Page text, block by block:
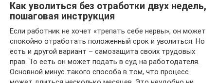
Как уволиться без отработки двух недель,
пошаговая инструкция
Если работник не хочет «трепать себе нервы», он может
спокойно отработать положенный срок и уволиться. Но
есть и другой вариант – самозащита своих трудовых
прав. То есть он может подать в суд на работодателя.
Основной минус такого способа в том, что процесс